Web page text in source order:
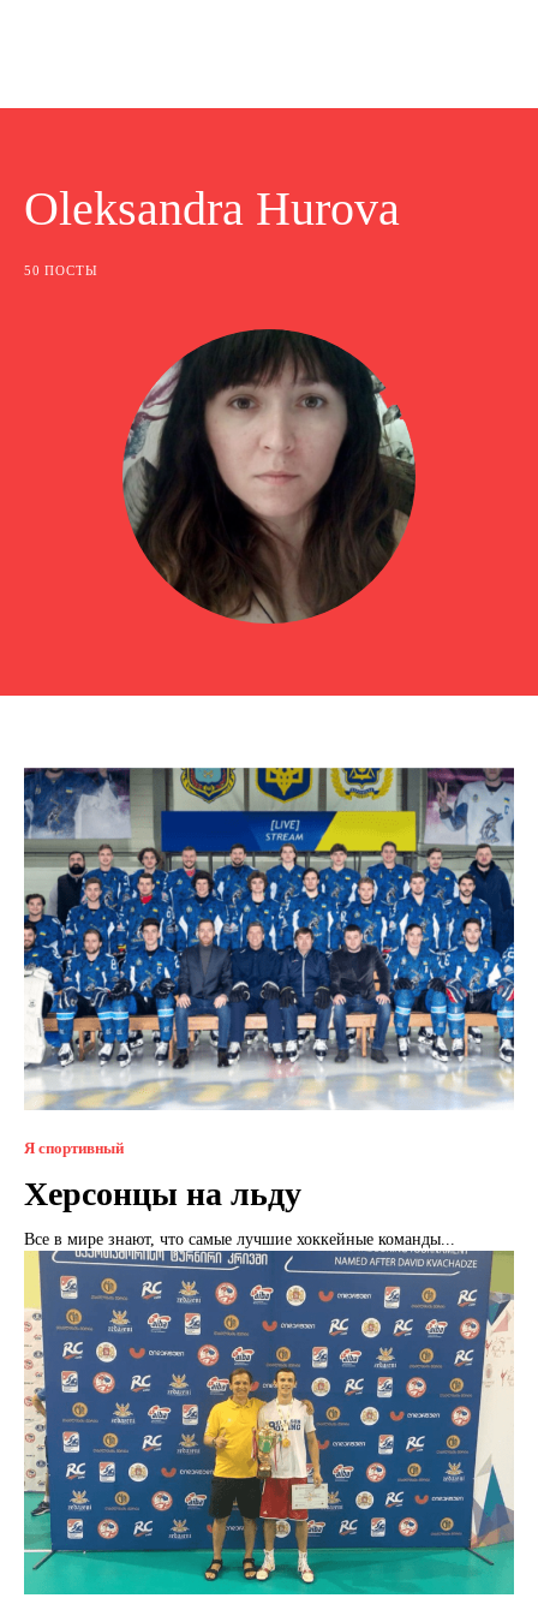
Oleksandra Hurova
50 ПОСТЫ
Я спортивный
Херсонцы на льду
Все в мире знают, что самые лучшие хоккейные команды...